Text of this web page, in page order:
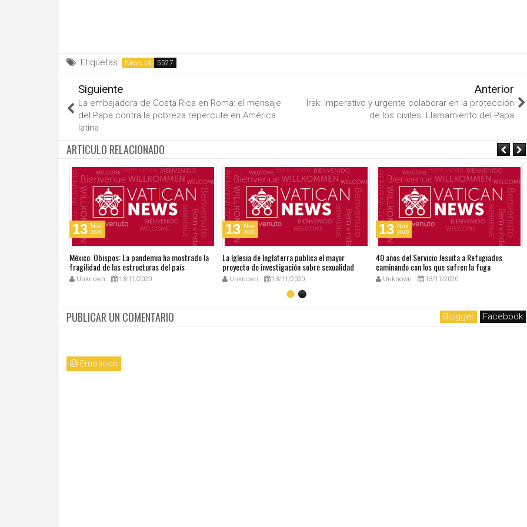
Etiquetas: News.va
Siguiente
La embajadora de Costa Rica en Roma: el mensaje
del Papa contra la pobreza repercute en América
latina
Anterior
Irak: Imperativo y urgente colaborar en la protección
de los civiles. Llamamiento del Papa
ARTICULO RELACIONADO
13 Nov
2020
México. Obispos: La pandemia ha mostrado la
fragilidad de las estructuras del país
Unknown 13/11/2020
13 Nov
2020
La Iglesia de Inglaterra publica el mayor
proyecto de investigación sobre sexualidad
Unknown 13/11/2020
13 Nov
2020
40 años del Servicio Jesuita a Refugiados
caminando con los que sufren la fuga
Unknown 13/11/2020
PUBLICAR UN COMENTARIO Blogger Facebook
Emoticon